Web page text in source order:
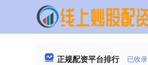
正规配资平台排行 已收录